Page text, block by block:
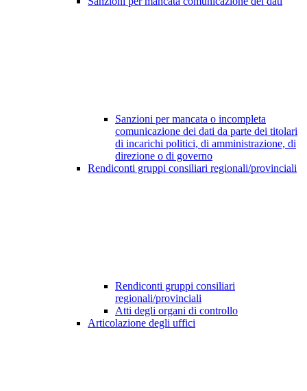
Sanzioni per mancata o incompleta
comunicazione dei dati da parte dei titolari
di incarichi politici, di amministrazione, di
direzione o di governo
Rendiconti gruppi consiliari regionali/provinciali
Rendiconti gruppi consiliari
regionali/provinciali
Atti degli organi di controllo
Articolazione degli uffici